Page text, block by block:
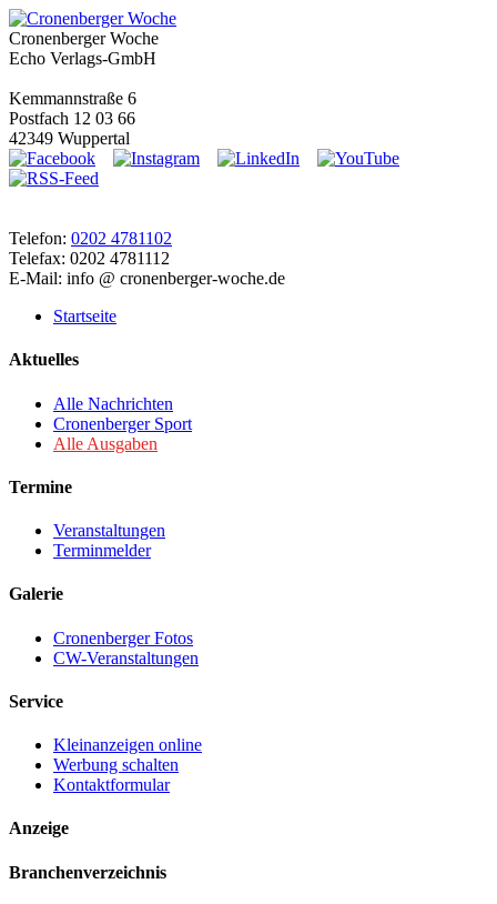
Cronenberger Woche
Echo Verlags-GmbH
Kemmannstraße 6
Postfach 12 03 66
42349 Wuppertal
Telefon: 0202 4781102
Telefax: 0202 4781112
E-Mail: info @ cronenberger-woche.de
Startseite
Aktuelles
Alle Nachrichten
Cronenberger Sport
Alle Ausgaben
Termine
Veranstaltungen
Terminmelder
Galerie
Cronenberger Fotos
CW-Veranstaltungen
Service
Kleinanzeigen online
Werbung schalten
Kontaktformular
Anzeige
Branchenverzeichnis